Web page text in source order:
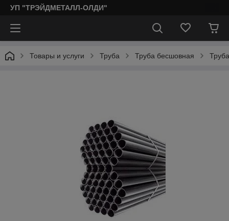
УП "ТРЭЙДМЕТАЛЛ-ОЛДИ"
Товары и услуги Труба Труба бесшовная